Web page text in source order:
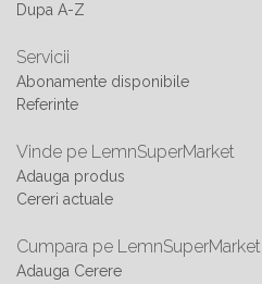
Dupa A-Z
Servicii
Abonamente disponibile
Referinte
Vinde pe LemnSuperMarket
Adauga produs
Cereri actuale
Cumpara pe LemnSuperMarket
Adauga Cerere